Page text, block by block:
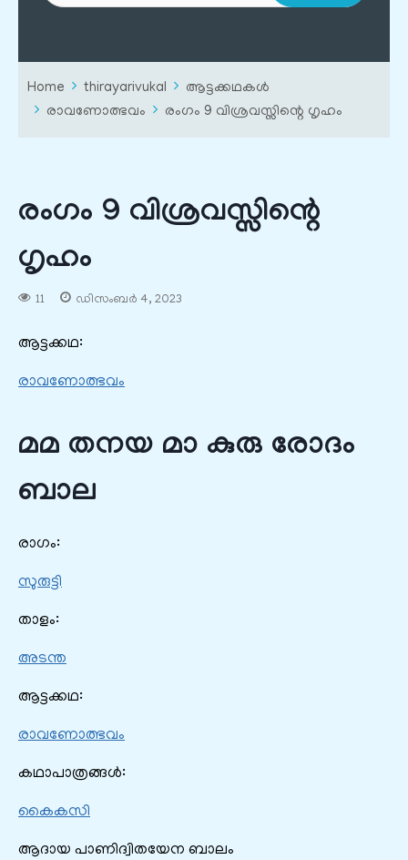
Home thirayarivukal
ആട്ടക്കഥകൾ
രാവണോത്ഭവം
രംഗം 9 വിശ്രവസ്സിന്റെ ഗൃഹം
രംഗം 9 വിശ്രവസ്സിന്റെ
ഗൃഹം
11 ഡിസംബർ 4, 2023
ആട്ടക്കഥ:
രാവണോത്ഭവം
മമ തനയ മാ കുരു രോദം
ബാല
രാഗം:
സുരുട്ടി
താളം:
അടന്ത
ആട്ടക്കഥ:
രാവണോത്ഭവം
കഥാപാത്രങ്ങൾ:
കൈകസി
ആദായ പാണിദ്വിതയേന ബാലം